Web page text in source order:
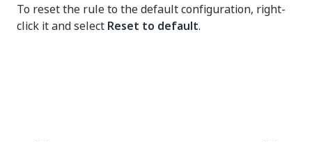
To reset the rule to the default configuration, right-
click it and select Reset to default.